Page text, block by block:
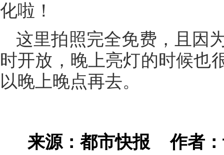
化啦！
这里拍照完全免费，且因
时开放，晚上亮灯的时候也
以晚上晚点再去。
来源：都市快报作者